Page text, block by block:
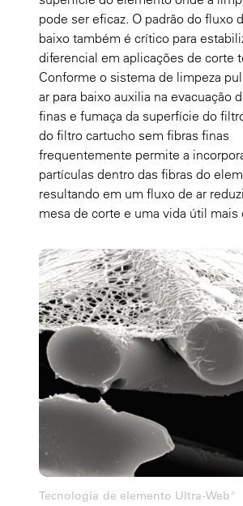
pode ser eficaz. O padrão do fluxo
baixo também é crítico para
diferencial em aplicações de corte
Conforme o sistema de limpeza
ar para baixo auxilia na evacuação
finas e fumaça da superfície do
do filtro cartucho sem fibras finas
frequentemente permite a
partículas dentro das fibras do
resultando em um fluxo de ar
mesa de corte e uma vida útil mais
Tecnologia de elemento Ultra-Web®